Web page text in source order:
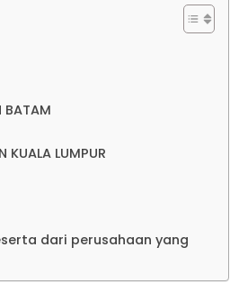
BATAM
KUALA LUMPUR
dari perusahaan yang